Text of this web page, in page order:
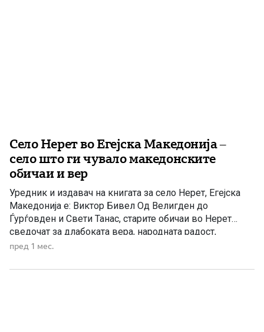
Село Нерет во Егејска Македонија –
село што ги чувало македонските
обичаи и вер
Уредник и издавач на книгата за село Нерет, Егејска
Македонија е: Виктор Бивел Од Велигден до
Ѓурѓовден и Свети Танас, старите обичаи во Нерет
сведочат за длабоката вера, народната радост,
македонскиот јазик и духовната врска на
и традиција. Селото Нерет, во Егејска Македонија, е
пред 1 мес.